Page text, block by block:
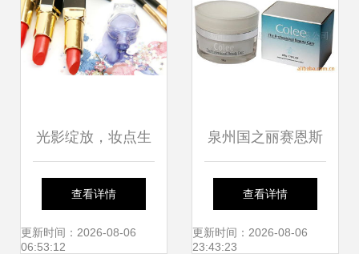
光影绽放，妆点生
活与心愿——浅析
康丽彩与魅力城市
查看详情
更新时间：2026-08-06
06:53:12
泉州国之丽赛恩斯
美容 全系列化妆品
套装产品列表
查看详情
更新时间：2026-08-06
23:43:23